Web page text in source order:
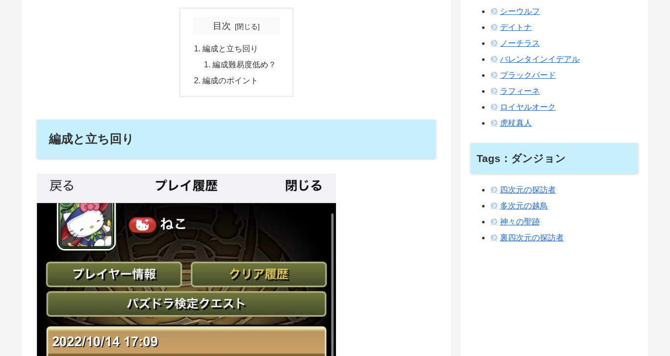
目次
編成と立ち回り
編成難易度低め？
編成のポイント
編成と立ち回り
シーウルフ
デイトナ
ノーチラス
バレンタインイデアル
ブラックバード
ラフィーネ
ロイヤルオーク
虎杖真人
Tags：ダンジョン
四次元の探訪者
多次元の越鳥
神々の聖跡
裏四次元の探訪者